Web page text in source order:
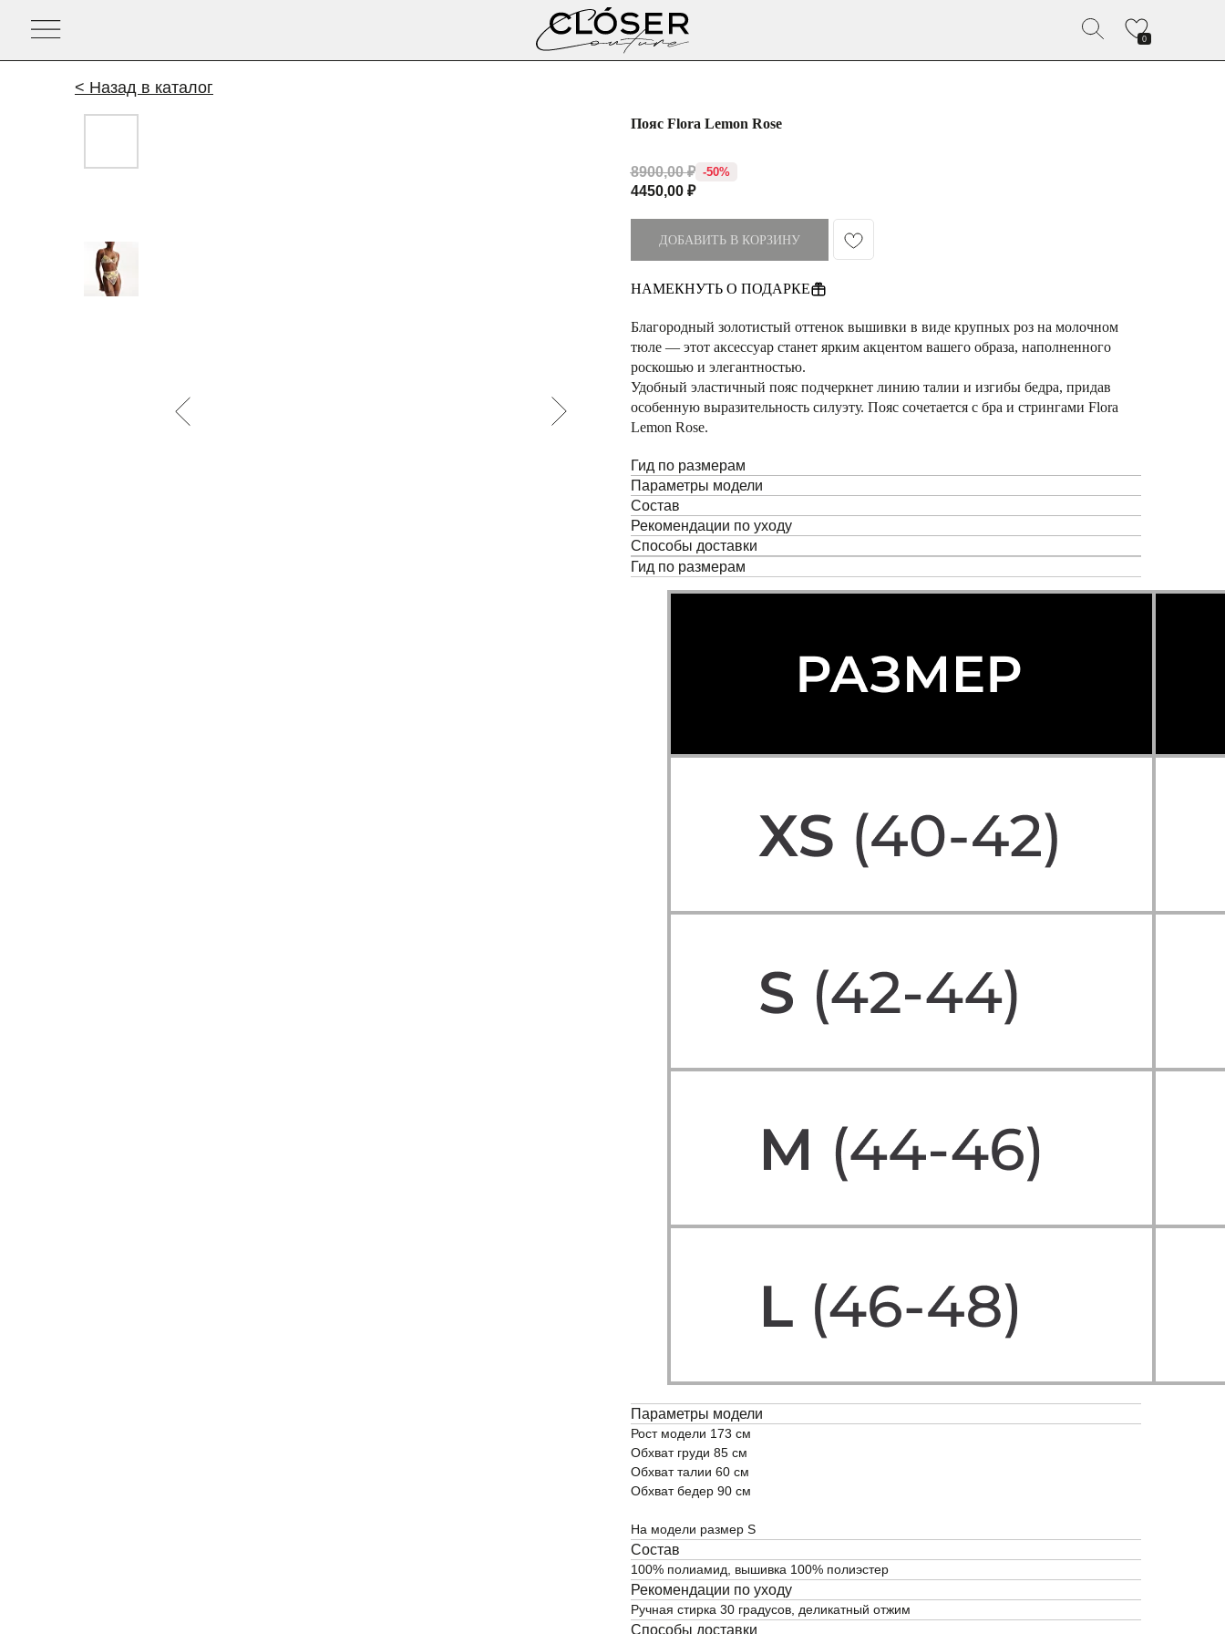
< Назад в каталог
Пояс Flora Lemon Rose
8900,00 ₽ -50%
4450,00 ₽
ДОБАВИТЬ В КОРЗИНУ
НАМЕКНУТЬ О ПОДАРКЕ
Благородный золотистый оттенок вышивки в виде крупных роз на молочном
тюле — этот аксессуар станет ярким акцентом вашего образа, наполненного
роскошью и элегантностью.
Удобный эластичный пояс подчеркнет линию талии и изгибы бедра, придав
особенную выразительность силуэту. Пояс сочетается с бра и стрингами Flora
Lemon Rose.
Гид по размерам
Параметры модели
Состав
Рекомендации по уходу
Способы доставки
Гид по размерам
Параметры модели
Рост модели 173 см
Обхват груди 85 см
Обхват талии 60 см
Обхват бедер 90 см
На модели размер S
Состав
100% полиамид, вышивка 100% полиэстер
Рекомендации по уходу
Ручная стирка 30 градусов, деликатный отжим
Способы доставки